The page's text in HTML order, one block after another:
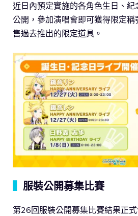
近日內預定實施的各角色生日、
公開，參加演唱會即可獲得限定稱
售過去推出的限定道具。
服裝公開募集比賽
第26回服裝公開募集比賽結果正